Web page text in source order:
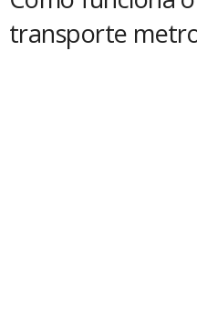
transporte